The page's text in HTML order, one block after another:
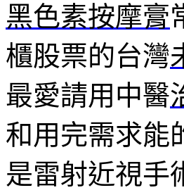
黑色素按摩膏
櫃股票的台灣
最愛請用中醫
和用完需求能
是雷射近視手